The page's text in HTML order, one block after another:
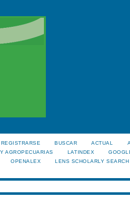
REGISTRARSE BUSCAR ACTUAL
AGROPECUARIAS LATINDEX
OPENALEX
LENS SCHOLARLY SEARCH